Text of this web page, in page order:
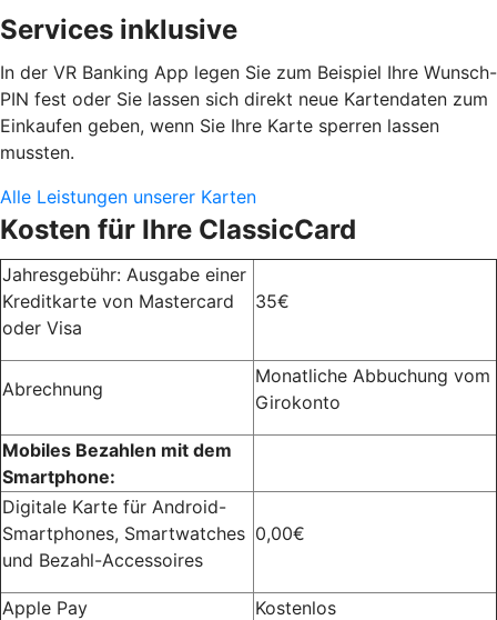
Services inklusive
In der VR Banking App legen Sie zum Beispiel Ihre Wunsch-
PIN fest oder Sie lassen sich direkt neue Kartendaten zum
Einkaufen geben, wenn Sie Ihre Karte sperren lassen
mussten.
Alle Leistungen unserer Karten
Kosten für Ihre ClassicCard
Jahresgebühr: Ausgabe einer
Kreditkarte von Mastercard
oder Visa
35€
Abrechnung
Monatliche Abbuchung vom
Girokonto
Mobiles Bezahlen mit dem
Smartphone:
Digitale Karte für Android-
Smartphones, Smartwatches
und Bezahl-Accessoires
0,00€
Apple Pay Kostenlos